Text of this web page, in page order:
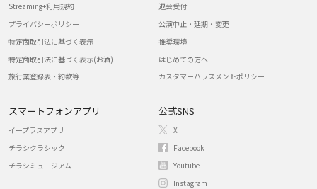
Streaming+利用規約
プライバシーポリシー
特定商取引法に基づく表示
特定商取引法に基づく表示(お酒)
旅行業登録表・約款等
退会受付
公演中止・延期・変更
推奨環境
はじめての方へ
カスタマーハラスメントポリシー
スマートフォンアプリ
イープラスアプリ
チラシクラシック
チラシミュージアム
公式SNS
X
Facebook
Youtube
Instagram